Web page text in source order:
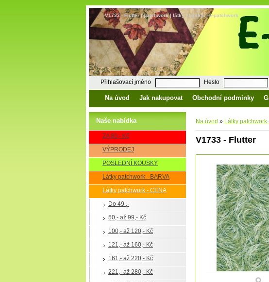
V1733 - Flutter | patchwork | látky | bavlna | e-patchwork
Přihlašovací jméno Heslo
Na úvod Jak nakupovat Obchodní podminky
Naše nabídka
ZA 80,- Kč
VÝPRODEJ
POSLEDNÍ KOUSKY
Látky patchwork - BARVA
Látky patchwork - CENA
Do 49 ,-
50,- až 99,- Kč
100,- až 120,- Kč
121,- až 160,- Kč
161,- až 220,- Kč
221,- až 280,- Kč
Na úvod » Látky patchwork
V1733 - Flutter